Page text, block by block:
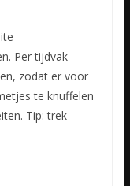
Per tijdvak
zodat er voor
te knuffelen
Tip: trek